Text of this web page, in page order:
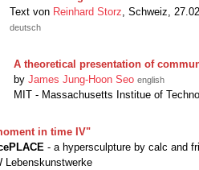
Text von Reinhard Storz, Schweiz,
deutsch
A theoretical presentation of
by James Jung-Hoon Seo english
MIT - Massachusetts Institue of
in time IV"
- a hypersculpture by calc and
Lebenskunstwerke